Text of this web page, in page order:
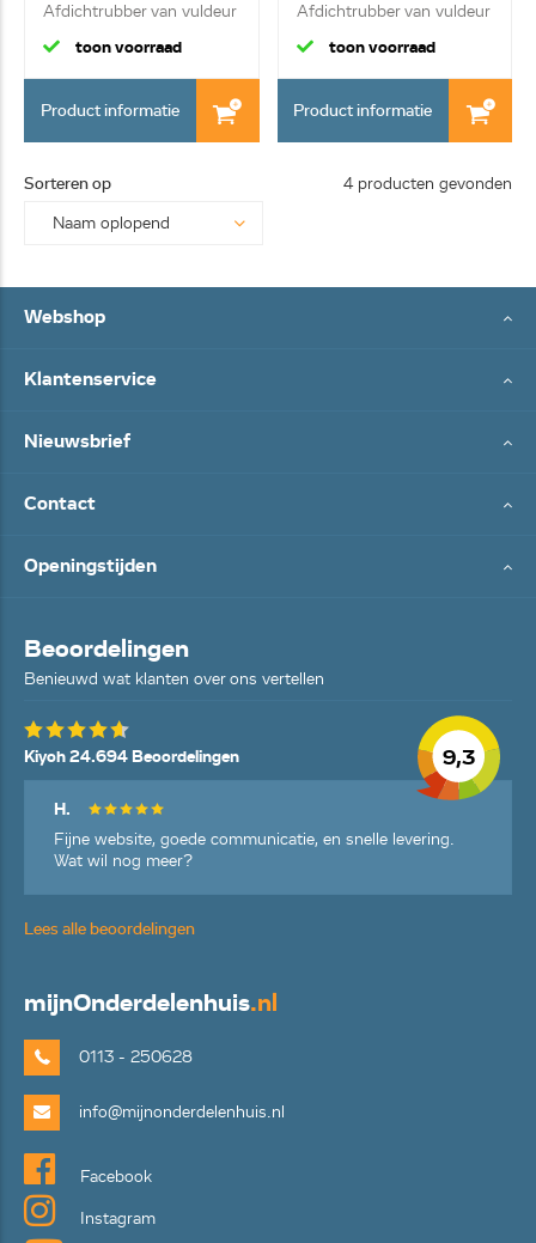
Afdichtrubber van vuldeur
toon voorraad
Product informatie
Afdichtrubber van vuldeur
toon voorraad
Product informatie
Sorteren op 4 producten gevonden
Webshop
Klantenservice
Nieuwsbrief
Contact
Openingstijden
Beoordelingen
Benieuwd wat klanten over ons vertellen
9,3
Kiyoh 24.694 Beoordelingen
H.
Fijne website, goede communicatie, en snelle levering.
Wat wil nog meer?
Lees alle beoordelingen
mijnOnderdelenhuis.nl
0113 - 250628
info@mijnonderdelenhuis.nl
Facebook
Instagram